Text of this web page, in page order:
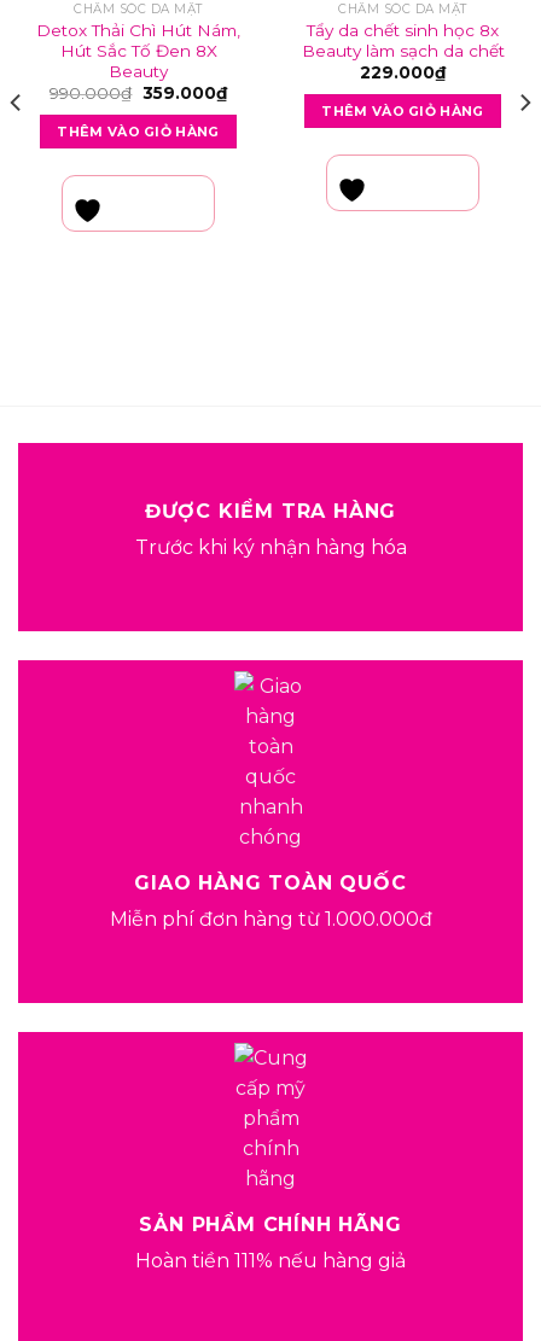
CHĂM SÓC DA MẶT
Detox Thải Chì Hút Nám,
Hút Sắc Tố Đen 8X
Beauty
990.000₫ Giá
là:
990.000₫.
359.000₫Giá
hiện
359.000₫.
THÊM VÀO GIỎ HÀNG
CHĂM SÓC DA MẶT
Tẩy da chết sinh học 8x
Beauty làm sạch da chết
229.000₫
THÊM VÀO GIỎ HÀNG
ĐƯỢC KIỂM TRA HÀNG
Trước khi ký nhận hàng hóa
GIAO HÀNG TOÀN QUỐC
Miễn phí đơn hàng từ 1.000.000đ
SẢN PHẨM CHÍNH HÃNG
Hoàn tiền 111% nếu hàng giả